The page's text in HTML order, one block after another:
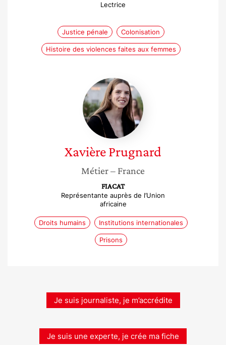
Lectrice
Justice pénale Colonisation
Histoire des violences faites aux femmes
Xavière
Prugnard
XavièrePrugnard
Métier– France
FIACAT
Représentante auprès de l’Union
africaine
Droits humains Institutions internationales
Prisons
Je suis journaliste, je m’accrédite
Je suis une experte, je crée ma fiche